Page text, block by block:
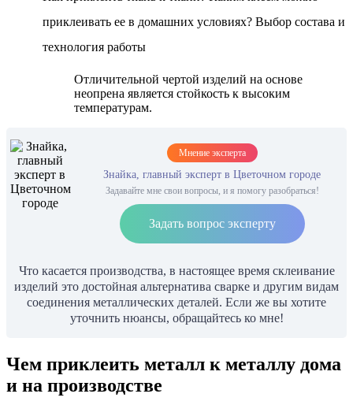
приклеивать ее в домашних условиях? Выбор состава и
технология работы
Отличительной чертой изделий на основе
неопрена является стойкость к высоким
температурам.
Мнение эксперта
Знайка, главный эксперт в Цветочном городе
Задавайте мне свои вопросы, и я помогу разобраться!
Задать вопрос эксперту
Что касается производства, в настоящее время склеивание
изделий это достойная альтернатива сварке и другим видам
соединения металлических деталей. Если же вы хотите
уточнить нюансы, обращайтесь ко мне!
Чем приклеить металл к металлу дома
и на производстве